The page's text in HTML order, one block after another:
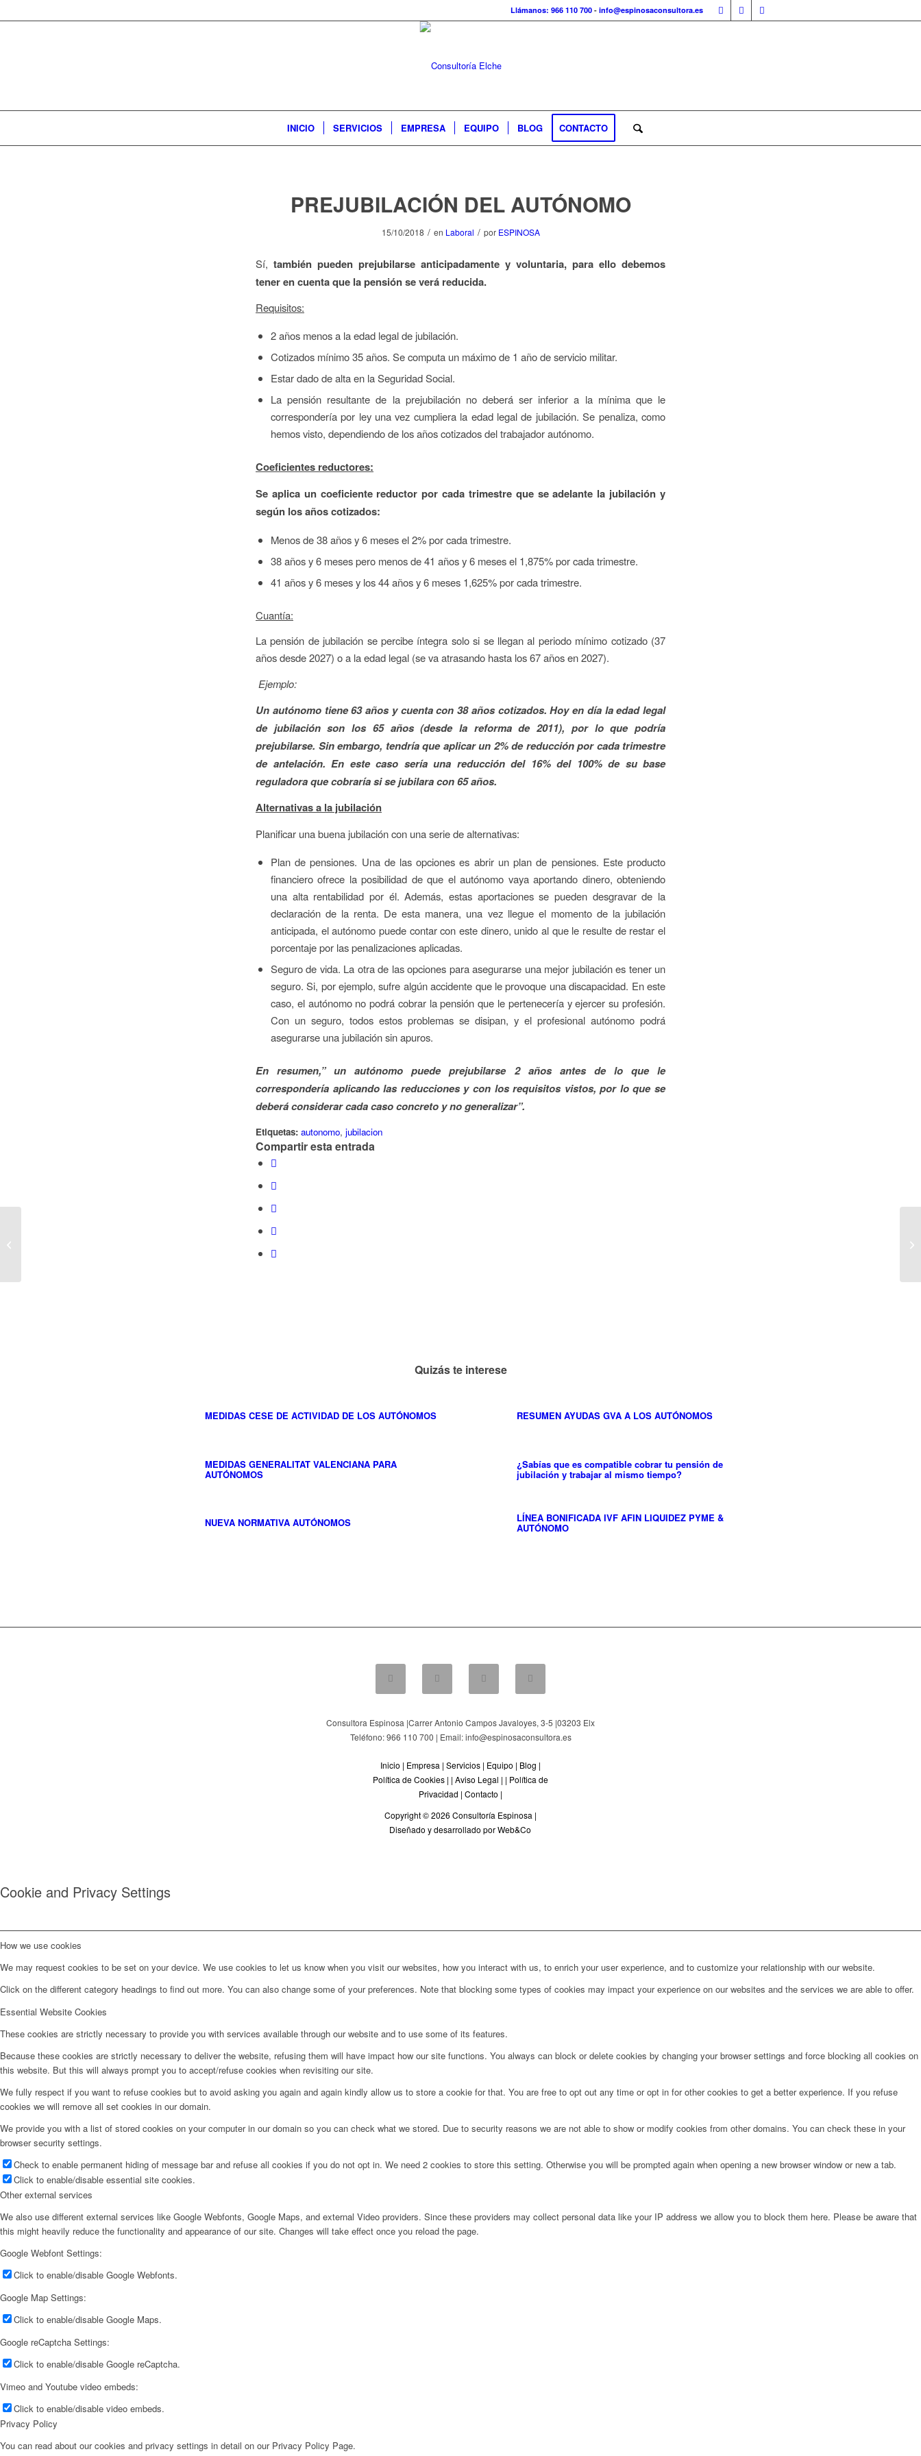
Llámanos: 966 110 700 - info@espinosaconsultora.es
INICIO SERVICIOS EMPRESA EQUIPO BLOG CONTACTO
PREJUBILACIÓN DEL AUTÓNOMO
15/10/2018 / en Laboral / por ESPINOSA
Sí, también pueden prejubilarse anticipadamente y voluntaria, para ello debemos
tener en cuenta que la pensión se verá reducida.
Requisitos:
2 años menos a la edad legal de jubilación.
Cotizados mínimo 35 años. Se computa un máximo de 1 año de servicio militar.
Estar dado de alta en la Seguridad Social.
La pensión resultante de la prejubilación no deberá ser inferior a la mínima que le
correspondería por ley una vez cumpliera la edad legal de jubilación. Se penaliza, como
hemos visto, dependiendo de los años cotizados del trabajador autónomo.
Coeficientes reductores:
Se aplica un coeficiente reductor por cada trimestre que se adelante la jubilación y
según los años cotizados:
Menos de 38 años y 6 meses el 2% por cada trimestre.
38 años y 6 meses pero menos de 41 años y 6 meses el 1,875% por cada trimestre.
41 años y 6 meses y los 44 años y 6 meses 1,625% por cada trimestre.
Cuantía:
La pensión de jubilación se percibe íntegra solo si se llegan al periodo mínimo cotizado (37
años desde 2027) o a la edad legal (se va atrasando hasta los 67 años en 2027).
Ejemplo:
Un autónomo tiene 63 años y cuenta con 38 años cotizados. Hoy en día la edad legal
de jubilación son los 65 años (desde la reforma de 2011), por lo que podría
prejubilarse. Sin embargo, tendría que aplicar un 2% de reducción por cada trimestre
de antelación. En este caso sería una reducción del 16% del 100% de su base
reguladora que cobraría si se jubilara con 65 años.
Alternativas a la jubilación
Planificar una buena jubilación con una serie de alternativas:
Plan de pensiones. Una de las opciones es abrir un plan de pensiones. Este producto
financiero ofrece la posibilidad de que el autónomo vaya aportando dinero, obteniendo
una alta rentabilidad por él. Además, estas aportaciones se pueden desgravar de la
declaración de la renta. De esta manera, una vez llegue el momento de la jubilación
anticipada, el autónomo puede contar con este dinero, unido al que le resulte de restar el
porcentaje por las penalizaciones aplicadas.
Seguro de vida. La otra de las opciones para asegurarse una mejor jubilación es tener un
seguro. Si, por ejemplo, sufre algún accidente que le provoque una discapacidad. En este
caso, el autónomo no podrá cobrar la pensión que le pertenecería y ejercer su profesión.
Con un seguro, todos estos problemas se disipan, y el profesional autónomo podrá
asegurarse una jubilación sin apuros.
En resumen,” un autónomo puede prejubilarse 2 años antes de lo que le
correspondería aplicando las reducciones y con los requisitos vistos, por lo que se
deberá considerar cada caso concreto y no generalizar”.
Etiquetas: autonomo, jubilacion
Compartir esta entrada
Quizás te interese
MEDIDAS CESE DE ACTIVIDAD DE LOS AUTÓNOMOS RESUMEN AYUDAS GVA A LOS AUTÓNOMOS
MEDIDAS GENERALITAT VALENCIANA PARA
AUTÓNOMOS
¿Sabías que es compatible cobrar tu pensión de
jubilación y trabajar al mismo tiempo?
NUEVA NORMATIVA AUTÓNOMOS LÍNEA BONIFICADA IVF AFIN LIQUIDEZ PYME &
AUTÓNOMO
Consultora Espinosa |Carrer Antonio Campos Javaloyes, 3-5 |03203 Elx
Teléfono: 966 110 700 | Email: info@espinosaconsultora.es
Inicio | Empresa | Servicios| Equipo | Blog |
Política de Cookies| | Aviso Legal | | Política de
Privacidad | Contacto |
Copyright © 2026 Consultoría Espinosa |
Diseñado y desarrollado por Web&Co
Cookie and Privacy Settings
How we use cookies
We may request cookies to be set on your device. We use cookies to let us know when you visit our websites, how you interact with us, to enrich your user experience, and to customize your relationship with our website.
Click on the different category headings to find out more. You can also change some of your preferences. Note that blocking some types of cookies may impact your experience on our websites and the services we are able to offer.
Essential Website Cookies
These cookies are strictly necessary to provide you with services available through our website and to use some of its features.
Because these cookies are strictly necessary to deliver the website, refusing them will have impact how our site functions. You always can block or delete cookies by changing your browser settings and force blocking all cookies on
this website. But this will always prompt you to accept/refuse cookies when revisiting our site.
We fully respect if you want to refuse cookies but to avoid asking you again and again kindly allow us to store a cookie for that. You are free to opt out any time or opt in for other cookies to get a better experience. If you refuse
cookies we will remove all set cookies in our domain.
We provide you with a list of stored cookies on your computer in our domain so you can check what we stored. Due to security reasons we are not able to show or modify cookies from other domains. You can check these in your
browser security settings.
Check to enable permanent hiding of message bar and refuse all cookies if you do not opt in. We need 2 cookies to store this setting. Otherwise you will be prompted again when opening a new browser window or new a tab.
Click to enable/disable essential site cookies.
Other external services
We also use different external services like Google Webfonts, Google Maps, and external Video providers. Since these providers may collect personal data like your IP address we allow you to block them here. Please be aware that
this might heavily reduce the functionality and appearance of our site. Changes will take effect once you reload the page.
Google Webfont Settings:
Click to enable/disable Google Webfonts.
Google Map Settings:
Click to enable/disable Google Maps.
Google reCaptcha Settings:
Click to enable/disable Google reCaptcha.
Vimeo and Youtube video embeds:
Click to enable/disable video embeds.
Privacy Policy
You can read about our cookies and privacy settings in detail on our Privacy Policy Page.